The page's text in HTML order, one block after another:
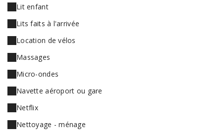
Lit enfant
Lits faits à l'arrivée
Location de vélos
Massages
Micro-ondes
Navette aéroport ou gare
Netflix
Nettoyage - ménage